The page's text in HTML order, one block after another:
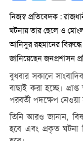
নিজস্ব প্রতিবেদক :
ঘটনায় তার ছেলে ও
আনিসুর রহমানের
জানিয়েছেন জনপ্রশাসন
বুধবার সকালে
বাছাই করা হচ্ছে।
পরবর্তী পদক্ষেপ নেওয়া
তিনি আরও জানান,
হবে এবং প্রকৃত ঘটনা